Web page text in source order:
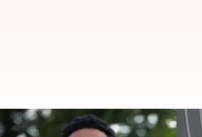
போதை பொருள் பழக்கம்,